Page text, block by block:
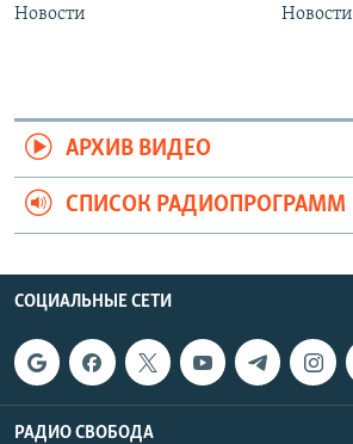
Новости Новости
АРХИВ ВИДЕО
СПИСОК РАДИОПРОГРАММ
СОЦИАЛЬНЫЕ СЕТИ
РАДИО СВОБОДА